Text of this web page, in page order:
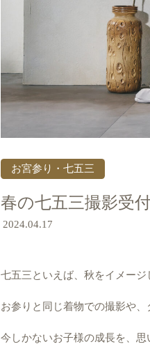
お宮参り・七五三
春の七五三撮影受
2024.04.17
七五三といえば、秋をイメージ
お参りと同じ着物での撮影や
今しかないお子様の成長を、思